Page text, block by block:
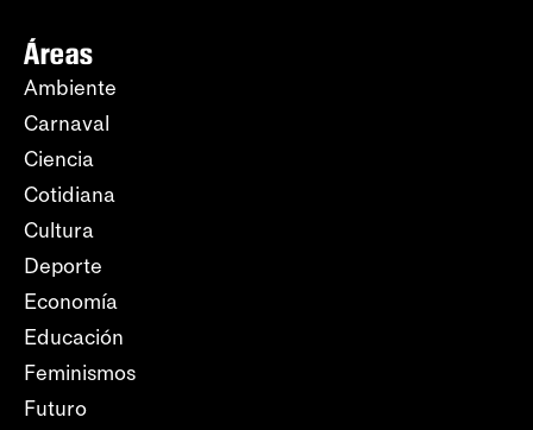
Áreas
Ambiente
Carnaval
Ciencia
Cotidiana
Cultura
Deporte
Economía
Educación
Feminismos
Futuro